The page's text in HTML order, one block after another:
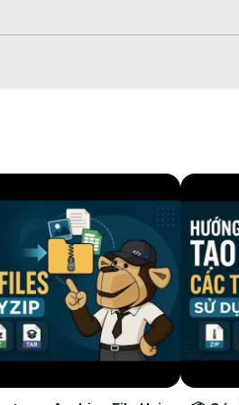
содержимого файла RAR.
просмотр», чтобы открыть файл